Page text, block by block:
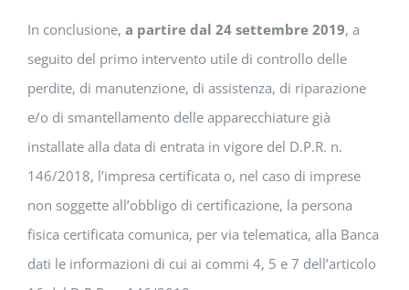
In conclusione, a partire dal 24 settembre 2019, a
seguito del primo intervento utile di controllo delle
perdite, di manutenzione, di assistenza, di riparazione
e/o di smantellamento delle apparecchiature già
installate alla data di entrata in vigore del D.P.R. n.
146/2018, l’impresa certificata o, nel caso di imprese
non soggette all’obbligo di certificazione, la persona
fisica certificata comunica, per via telematica, alla Banca
dati le informazioni di cui ai commi 4, 5 e 7 dell’articolo